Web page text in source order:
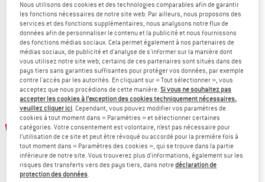
Adventure Shorts
Pantalon de cyclisme
99,95 €à partir de 44,98 €
(0)
Westalpen 3L Pants
Pantalon de randonnée
549,95 €à partir de 362,97 €
5,0(3)
Jusqu'à -45 % Jusqu'à -30 %
Nous utilisons des cookies et des technologies comparables afin de garantir
les fonctions nécessaires de notre site web. Par ailleurs, nous proposons des
services et des fonctions supplémentaires, nous analysons notre flux de
données afin de personnaliser le contenu et la publicité et nous fournissons
des fonctions médias sociaux. Cela permet également à nos partenaires de
médias sociaux, de publicité et d'analyse de s'informer sur la manière dont
vous utilisez notre site web; certains de ces partenaires sont situés dans des
pays tiers sans garanties suffisantes pour protéger vos données, par exemple
contre l'accès par les autorités. En cliquant sur « Tout sélectionner », vous
acceptez que nous procédions de cette manière.Si vous ne souhaitez pas
accepter les cookies à l’exception des cookies techniquement nécessaires,
veuillez cliquer ici. Cependant, vous pouvez modifier vos paramètres de
cookies à tout moment dans « Paramètres » et sélectionner certaines
catégories. Votre consentement est volontaire, n’est pas nécessaire pour
l’utilisation de ce site et peut être révoqué ou accordé pour la première fois à
tout moment dans « Paramètres des cookies », qui se trouve dans la partie
inférieure de notre site. Vous trouverez plus d'informations, également sur les
risques des transferts vers des pays tiers, dans notredéclaration de
protection des données.